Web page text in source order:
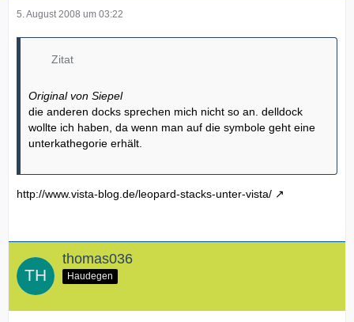
5. August 2008 um 03:22
Zitat
Original von Siepel
die anderen docks sprechen mich nicht so an. delldock
wollte ich haben, da wenn man auf die symbole geht eine
unterkathegorie erhält.
http://www.vista-blog.de/leopard-stacks-unter-vista/
thomas036
Haudegen